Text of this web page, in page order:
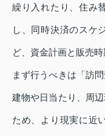
繰り入れたり、住み
し、同時決済のスケ
ど、資金計画と販売
まず行うべきは「訪
建物や日当たり、周
ため、より現実に近